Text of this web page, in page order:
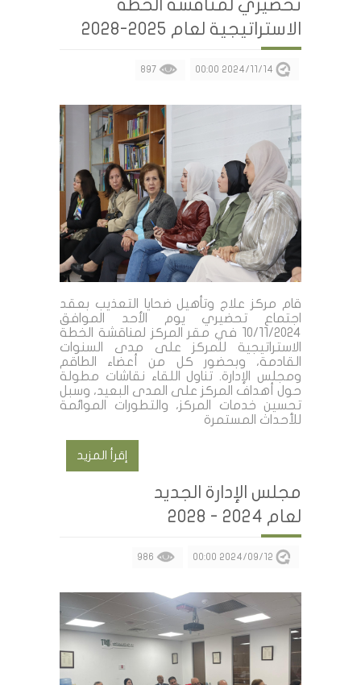
تحضيري لمناقشة الخطة
الاستراتيجية لعام 2025-2028
قام مركز علاج وتأهيل ضحايا التعذيب بعقد
اجتماع تحضيري يوم الأحد الموافق
10/11/2024 في مقر المركز لمناقشة الخطة
الاستراتيجية للمركز على مدى السنوات
القادمة، وبحضور كل من أعضاء الطاقم
ومجلس الإدارة. تناول اللقاء نقاشات مطولة
حول أهداف المركز على المدى البعيد، وسبل
تحسين خدمات المركز، والتطورات الموائمة
للأحداث المستمرة
إقرأ المزيد
مجلس الإدارة الجديد
لعام 2024 - 2028